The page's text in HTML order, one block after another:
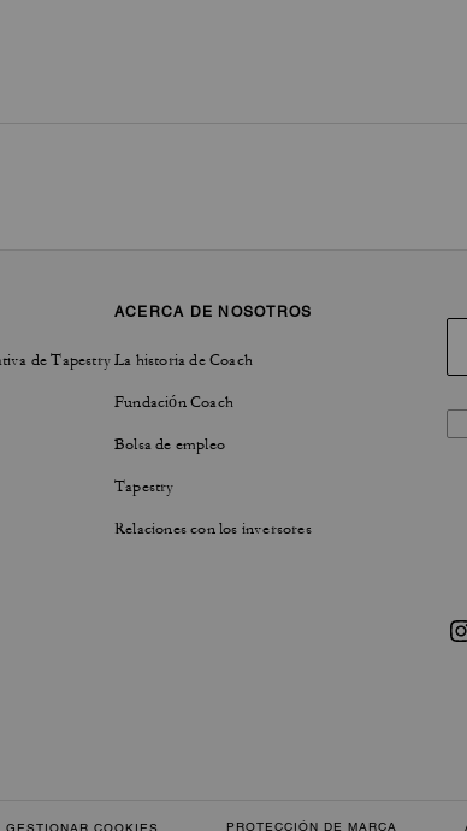
de Tapestry
ACERCA DE NOSOTROS
La historia de Coach
Fundación Coach
Bolsa de empleo
Tapestry
Relaciones con los inversores
GESTIONAR COOKIES PROTECCIÓN DE MARCA